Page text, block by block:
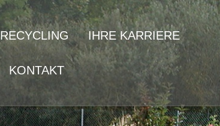
RECYCLING IHRE KARRIERE
KONTAKT